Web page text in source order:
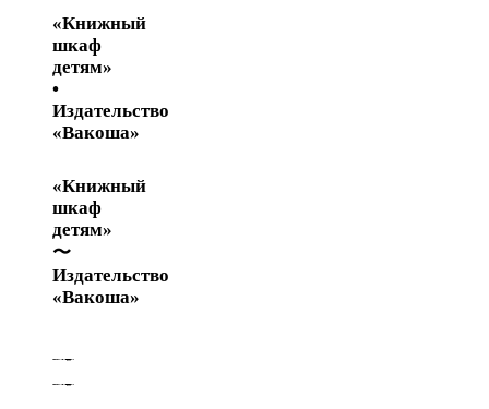
«Книжный
шкаф
детям»
•
Издательство
«Вакоша»
«Книжный
шкаф
детям»
〜
Издательство
«Вакоша»